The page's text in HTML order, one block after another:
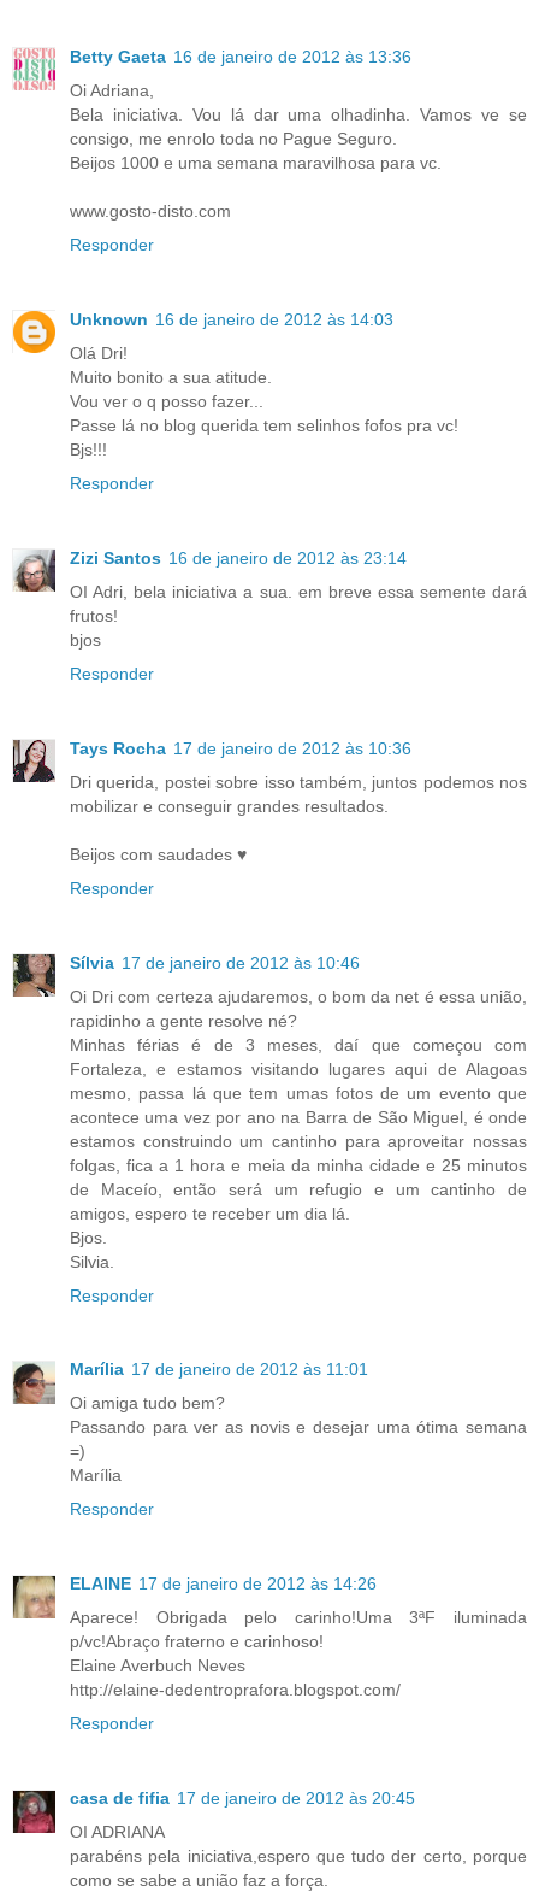
Betty Gaeta 16 de janeiro de 2012 às 13:36
Oi Adriana,
Bela iniciativa. Vou lá dar uma olhadinha. Vamos ve se
consigo, me enrolo toda no Pague Seguro.
Beijos 1000 e uma semana maravilhosa para vc.
www.gosto-disto.com
Responder
Unknown 16 de janeiro de 2012 às 14:03
Olá Dri!
Muito bonito a sua atitude.
Vou ver o q posso fazer...
Passe lá no blog querida tem selinhos fofos pra vc!
Bjs!!!
Responder
Zizi Santos 16 de janeiro de 2012 às 23:14
OI Adri, bela iniciativa a sua. em breve essa semente dará
frutos!
bjos
Responder
Tays Rocha 17 de janeiro de 2012 às 10:36
Dri querida, postei sobre isso também, juntos podemos nos
mobilizar e conseguir grandes resultados.
Beijos com saudades ♥
Responder
Sílvia 17 de janeiro de 2012 às 10:46
Oi Dri com certeza ajudaremos, o bom da net é essa união,
rapidinho a gente resolve né?
Minhas férias é de 3 meses, daí que começou com
Fortaleza, e estamos visitando lugares aqui de Alagoas
mesmo, passa lá que tem umas fotos de um evento que
acontece uma vez por ano na Barra de São Miguel, é onde
estamos construindo um cantinho para aproveitar nossas
folgas, fica a 1 hora e meia da minha cidade e 25 minutos
de Maceío, então será um refugio e um cantinho de
amigos, espero te receber um dia lá.
Bjos.
Silvia.
Responder
Marília 17 de janeiro de 2012 às 11:01
Oi amiga tudo bem?
Passando para ver as novis e desejar uma ótima semana
=)
Marília
Responder
ELAINE 17 de janeiro de 2012 às 14:26
Aparece! Obrigada pelo carinho!Uma 3ªF iluminada
p/vc!Abraço fraterno e carinhoso!
Elaine Averbuch Neves
http://elaine-dedentroprafora.blogspot.com/
Responder
casa de fifia 17 de janeiro de 2012 às 20:45
OI ADRIANA
parabéns pela iniciativa,espero que tudo der certo, porque
como se sabe a união faz a força.